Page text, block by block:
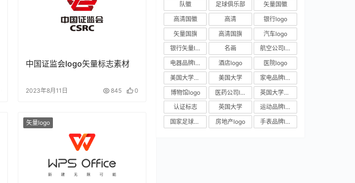
中国证监会logo矢量标志素材
2023年8月11日 845 0
矢量logo
队徽
足球俱乐部
矢量国徽
高清国徽
高清
银行logo
矢量国旗
高清国旗
汽车logo
银行矢量logo
名画
航空公司logo
电器品牌logo
酒店logo
医院logo
美国大学校徽
美国大学
家电品牌logo
博物馆logo
医药公司logo
英国大学校徽
认证标志
英国大学
运动品牌logo
国家足球队队徽
房地产logo 手表品牌logo